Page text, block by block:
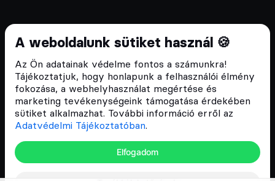
A weboldalunk sütiket használ 🍪
Az Ön adatainak védelme fontos a számunkra!
Tájékoztatjuk, hogy honlapunk a felhasználói élmény
fokozása, a webhelyhasználat megértése és
marketing tevékenységeink támogatása érdekében
sütiket alkalmazhat. További információ erről az
Adatvédelmi Tájékoztatóban.
Elfogadom
Cryptofalka 2018 óta
Szívünkön viseljük a blokklánc technológia
népszerűsítését Magyarországon, ezért 2018 óta a
Cryptofalka célja, hogy biztosítsa a hazai közösség
és vállalatok digitális oktatását és fejlődését.
Oldalak